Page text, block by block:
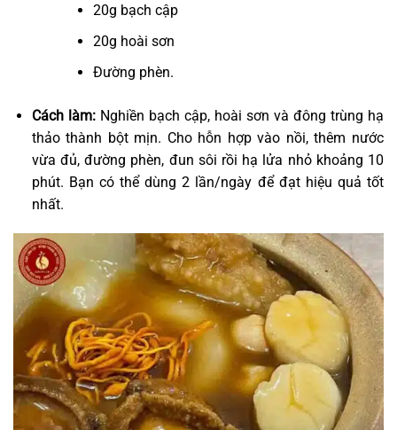
20g bạch cập
20g hoài sơn
Đường phèn.
Cách làm:Nghiền bạch cập, hoài sơn và đông trùng hạ
thảo thành bột mịn. Cho hỗn hợp vào nồi, thêm nước
vừa đủ, đường phèn, đun sôi rồi hạ lửa nhỏ khoảng 10
phút. Bạn có thể dùng 2 lần/ngày để đạt hiệu quả tốt
nhất.